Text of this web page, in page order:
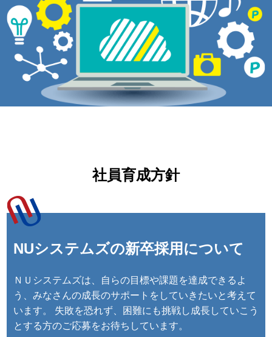
社員育成方針
NUシステムズの新卒採用について
ＮＵシステムズは、自らの目標や課題を達成できるよ
う、みなさんの成長のサポートをしていきたいと考えて
います。 失敗を恐れず、困難にも挑戦し成長していこう
とする方のご応募をお待ちしています。